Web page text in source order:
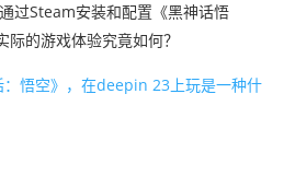
过Steam安装和配置《黑神话悟
的游戏体验究竟如何？
：悟空》，在deepin 23上玩是一种什